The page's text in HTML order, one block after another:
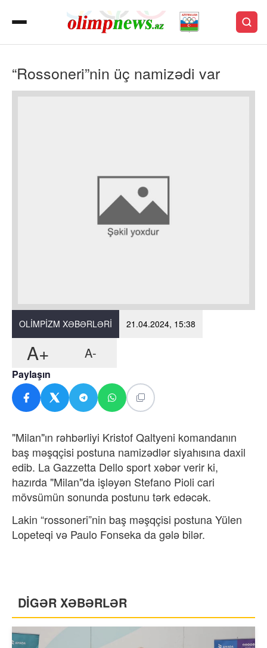
“Rossoneri”nin üç namizədi var
OLIMPIZM XƏBƏRLƏRI 21.04.2024, 15:38
A+ A-
Paylaşın
"Milan"ın rəhbərliyi Kristof Qaltyeni komandanın
baş məşqçisi postuna namizədlər siyahısına daxil
edib. La Gazzetta Dello sport xəbər verir ki,
hazırda "Milan"da işləyən Stefano Pioli cari
mövsümün sonunda postunu tərk edəcək.
Lakin “rossoneri”nin baş məşqçisi postuna Yülen
Lopeteqi və Paulo Fonseka da gələ bilər.
DİGƏR XƏBƏRLƏR